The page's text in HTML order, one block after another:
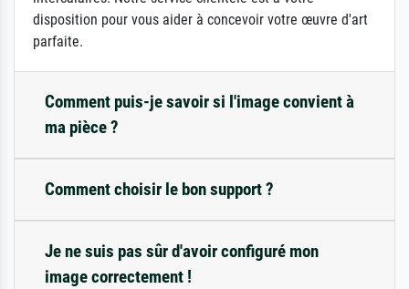
disposition pour vous aider à concevoir votre œuvre d'art
parfaite.
Comment puis-je savoir si l'image convient à
ma pièce ?
Comment choisir le bon support ?
Je ne suis pas sûr d'avoir configuré mon
image correctement !